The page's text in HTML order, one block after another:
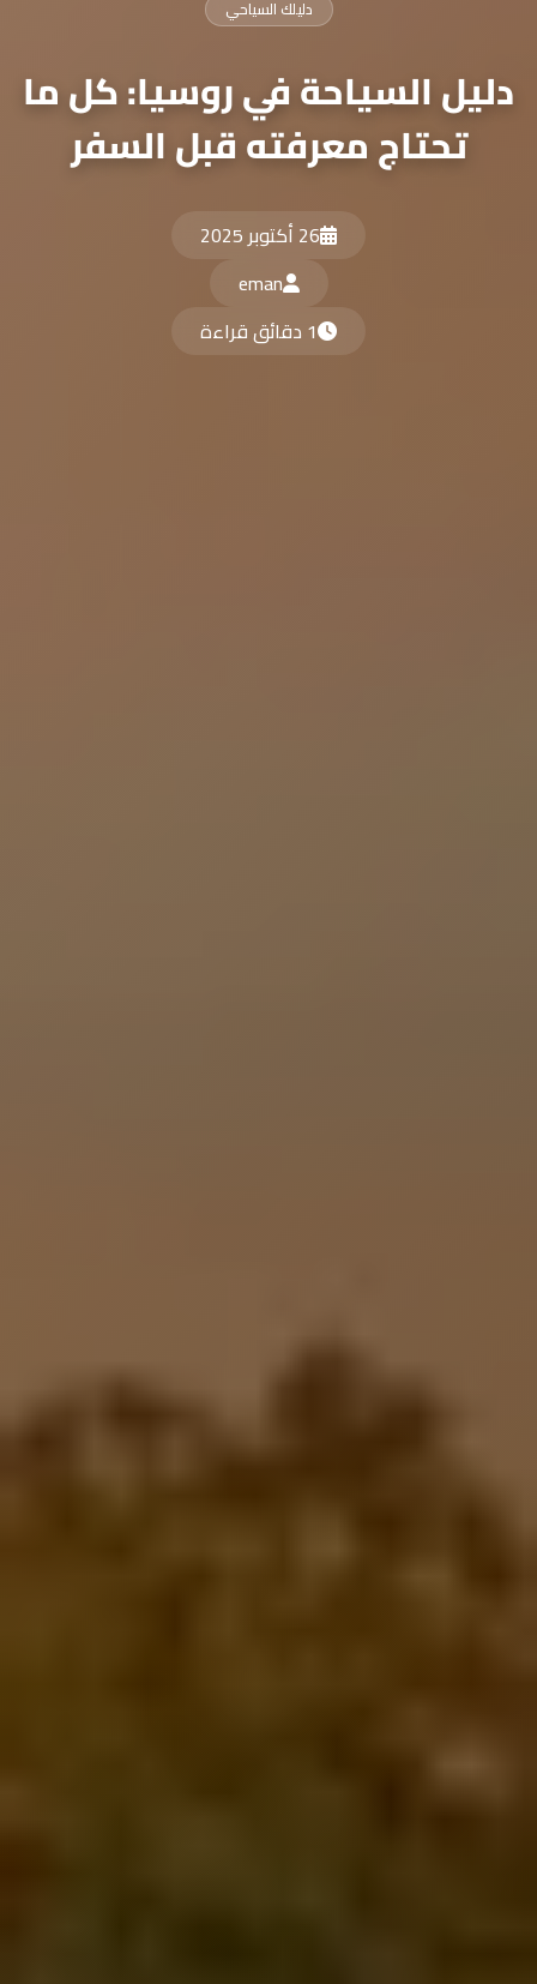
دليلك السياحي
دليل السياحة في روسيا: كل ما
تحتاج معرفته قبل السفر
26 أكتوبر 2025
eman
1 دقائق قراءة